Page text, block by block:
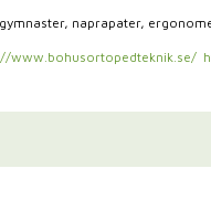
naprapater,
www.bohusortopedteknik.se/